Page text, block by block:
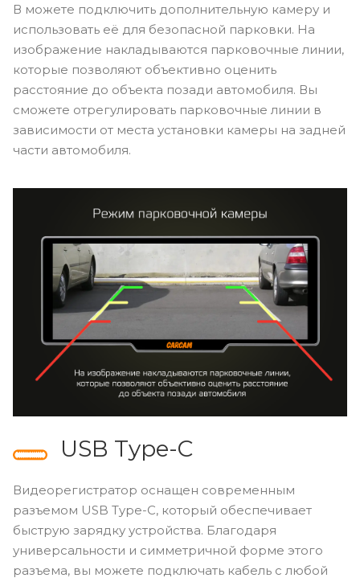
В можете подключить дополнительную камеру и
использовать её для безопасной парковки. На
изображение накладываются парковочные линии,
которые позволяют объективно оценить
расстояние до объекта позади автомобиля. Вы
сможете отрегулировать парковочные линии в
зависимости от места установки камеры на задней
части автомобиля.
USB Type-C
Видеорегистратор оснащен современным
разъемом USB Type-C, который обеспечивает
быструю зарядку устройства. Благодаря
универсальности и симметричной форме этого
разъема, вы можете подключать кабель с любой